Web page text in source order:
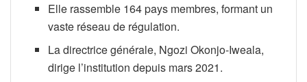
Elle rassemble 164 pays membres, formant un
vaste réseau de régulation.
La directrice générale, Ngozi Okonjo-Iweala,
dirige l’institution depuis mars 2021.